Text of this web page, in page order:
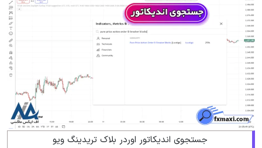
جستجوی اندیکاتور اوردر بلاک تریدینگ ویو